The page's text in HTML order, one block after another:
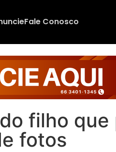
Fale Conosco
filho que
fotos